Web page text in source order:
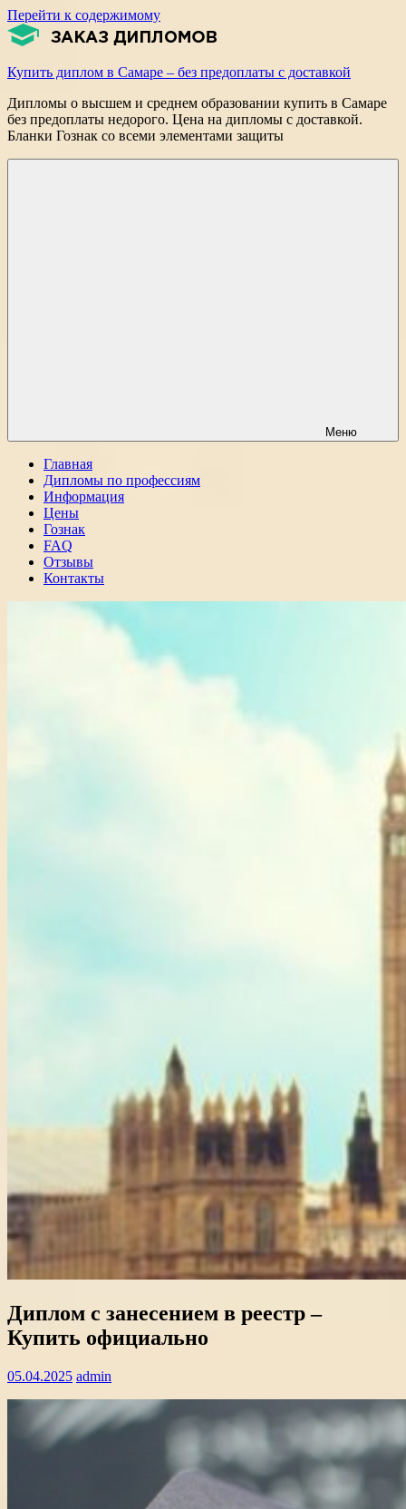
Перейти к содержимому
Купить диплом в Самаре – без предоплаты с доставкой
Дипломы о высшем и среднем образовании купить в Самаре
без предоплаты недорого. Цена на дипломы с доставкой.
Бланки Гознак со всеми элементами защиты
Меню
Главная
Дипломы по профессиям
Информация
Цены
Гознак
FAQ
Отзывы
Контакты
Диплом с занесением в реестр –
Купить официально
05.04.2025 admin